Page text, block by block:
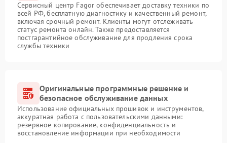
Сервисный центр Fagor обеспечивает доставку техники по
всей РФ, бесплатную диагностику и качественный ремонт,
включая срочный ремонт. Клиенты могут отслеживать
статус ремонта онлайн. Также предоставляется
постгарантийное обслуживание для продления срока
службы техники
Оригинальные программные решение и
безопасное обслуживание данных
Использование официальных прошивок и инструментов,
аккуратная работа с пользовательскими данными:
резервное копирование, конфиденциальность и
восстановление информации при необходимости